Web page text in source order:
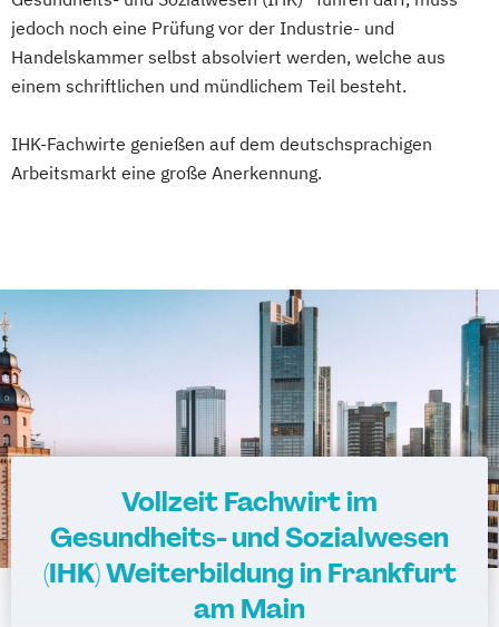
jedoch noch eine Prüfung vor der Industrie- und
Handelskammer selbst absolviert werden, welche aus
einem schriftlichen und mündlichem Teil besteht.
IHK-Fachwirte genießen auf dem deutschsprachigen
Arbeitsmarkt eine große Anerkennung.
Vollzeit Fachwirt im
Gesundheits- und Sozialwesen
(IHK) Weiterbildung in Frankfurt
am Main